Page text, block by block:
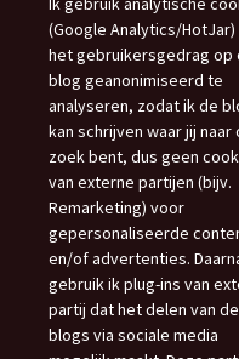
(Google Analytics/HotJar)
het gebruikersgedrag op
blog geanonimiseerd te
analyseren, zodat ik de
kan schrijven waar jij naar
zoek bent, dus geen
van externe partijen (bijv.
Remarketing) voor
gepersonaliseerde
en/of advertenties.
gebruik ik plug-ins van
partij dat het delen van de
blogs via sociale media